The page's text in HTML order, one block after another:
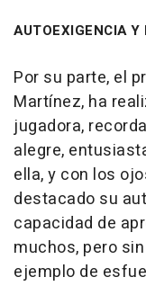
AUTOEXIGENCIA
Por su parte, el
Martínez, ha
jugadora,
alegre,
ella, y con los
destacado su
capacidad de
muchos, pero
ejemplo de